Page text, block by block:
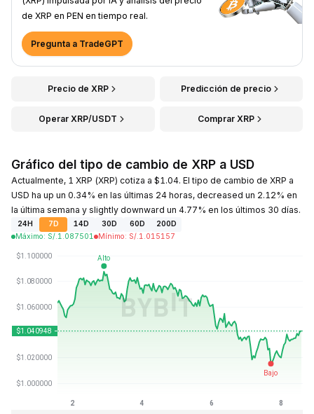
de XRP en PEN en tiempo real.
Pregunta a TradeGPT
Precio de XRP Predicción de precio
Operar XRP/USDT Comprar XRP
Gráfico del tipo de cambio de XRP a USD
Actualmente, 1 XRP (XRP) cotiza a $1.04. El tipo de cambio de XRP a
USD ha up un 0.34% en las últimas 24 horas, decreased un 2.12% en
la última semana y slightly downward un 4.77% en los últimos 30 días.
24H 7D 14D 30D 60D
200D
Máximo: S/. 1.087501 Mínimo: S/. 1.015157
Máximo histórico
S/.0.002686